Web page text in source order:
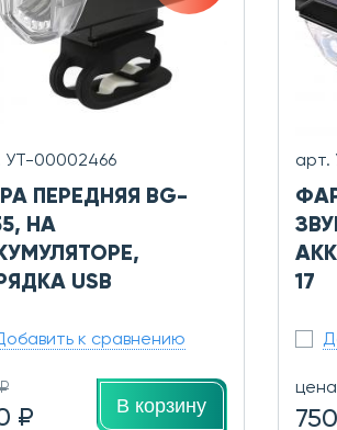
УТ-00002466
ПЕРЕДНЯЯ BG-
НА
USB
к сравнению
₽ В корзину
арт.
17
цена